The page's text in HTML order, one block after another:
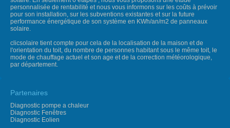
personnalisée de rentabilité et nous vous informons sur les coûts à prévoir
pour son installation, sur les subventions existantes et sur la future
performance énergétique de son système en KWh/an/m2 de panneaux
solaire.
clicsolaire tient compte pour cela de la localisation de la maison et de
l'orientation du toit, du nombre de personnes habitant sous le même toit, le
mode de chauffage actuel et son age et de la correction météorologique,
par département.
Partenaires
Diagnostic pompe a chaleur
Diagnostic Fenêtres
Diagnostic Eolien